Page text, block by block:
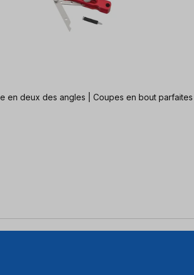
coin Facile à utiliser | Coupe en deux des angles | Coupes en bout parfaites